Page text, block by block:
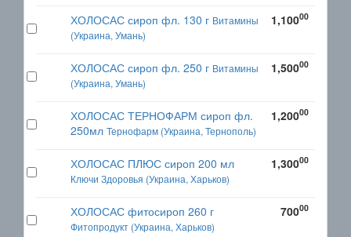
ХОЛОСАС сироп фл. 130 г Витамины
(Украина, Умань)
1,10000
ХОЛОСАС сироп фл. 250 г Витамины
(Украина, Умань)
1,50000
ХОЛОСАС ТЕРНОФАРМ сироп фл.
250мл Тернофарм (Украина, Тернополь)
1,20000
ХОЛОСАС ПЛЮС сироп 200 мл
Ключи Здоровья (Украина, Харьков)
1,30000
ХОЛОСАС фитосироп 260 г
Фитопродукт (Украина, Харьков)
70000